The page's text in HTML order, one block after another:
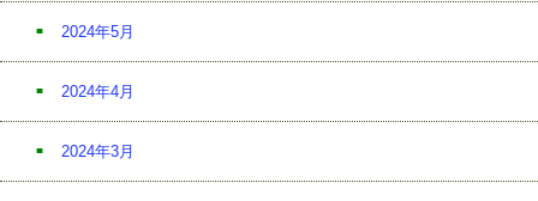
2024年5月
2024年4月
2024年3月